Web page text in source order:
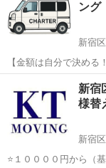
ング
新宿区
【金額は自分で決める
な引越しやイベントの
バーと直接マッチン
希望金額もご自身で自
新宿区 引
新宿
様替
新宿区
⭐️１００００円から（